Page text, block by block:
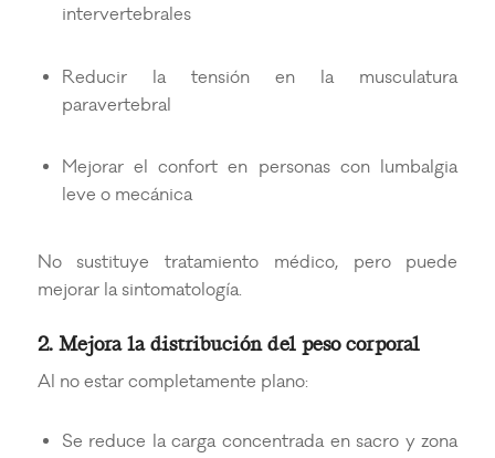
intervertebrales
Reducir la tensión en la musculatura
paravertebral
Mejorar el confort en personas con lumbalgia
leve o mecánica
No sustituye tratamiento médico, pero puede
mejorar la sintomatología.
2. Mejora la distribución del peso corporal
Al no estar completamente plano:
Se reduce la carga concentrada en sacro y zona